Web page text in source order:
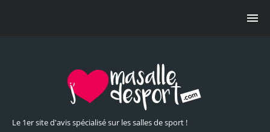
Le 1er site d'avis spécialisé sur les salles de sport !